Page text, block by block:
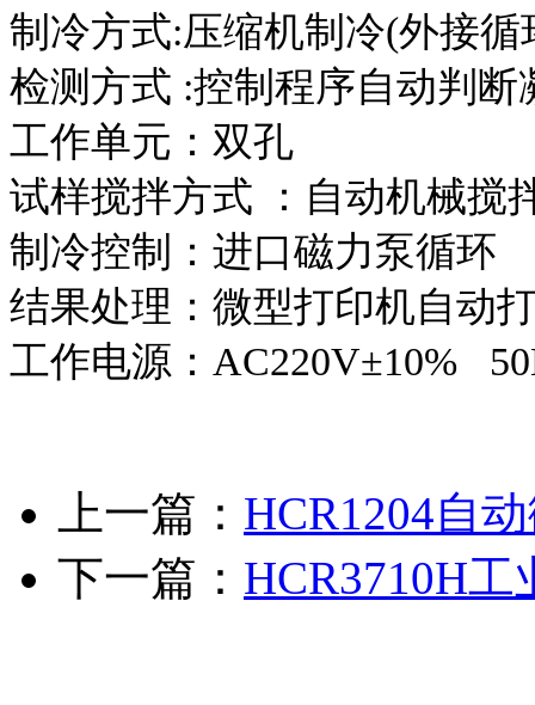
制冷方式:压缩机制冷(外接循
检测方式 :控制程序自动判断
工作单元：双孔
试样搅拌方式 ：自动机械
制冷控制：进口磁力泵循环
结果处理：微型打印机自动
工作电源：AC220V±10%
上一篇： HCR1204自
下一篇： HCR3710H